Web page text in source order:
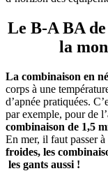
Le B-A BA
la
La combinaison en
corps à une
d’apnée pratiquées.
par exemple, pour de
combinaison de 1,5
En mer, il faut passer
froides, les
les gants aussi !